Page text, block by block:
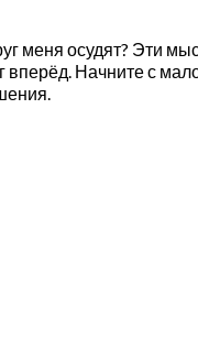
меня осудят? Эти
вперёд. Начните с